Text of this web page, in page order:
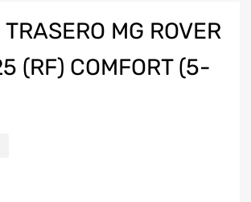
TRASERO MG ROVER
(RF) COMFORT (5-